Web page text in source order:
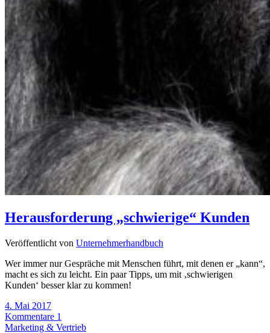
Herausforderung „schwierige“ Kunden
Veröffentlicht von Unternehmerhandbuch
Wer immer nur Gespräche mit Menschen führt, mit denen er „kann“,
macht es sich zu leicht. Ein paar Tipps, um mit ‚schwierigen
Kunden‘ besser klar zu kommen!
4. Mai 2017
Kommentare 1
Marketing & Vertrieb